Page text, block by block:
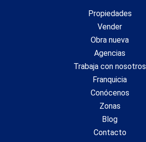
Propiedades
Vender
Obra nueva
Agencias
Trabaja con nosotros
Franquicia
Conócenos
Zonas
Blog
Contacto